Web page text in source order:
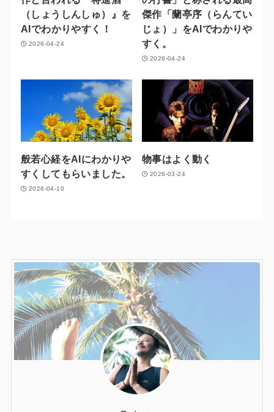
（しょうしんしゅ）』を
AIでわかりやすく！
2026-04-24
傑作「蘭亭序（らんてい
じょ）」をAIでわかりや
すく。
2026-04-24
般若心経をAIにわかりや
すくしてもらいました。
2026-04-10
物事はよく動く
2026-03-24